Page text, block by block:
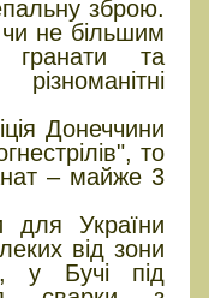
зброю.
не більшим
гранати та
Донеччини
то
– майже 3
для України
від зони
у Бучі під